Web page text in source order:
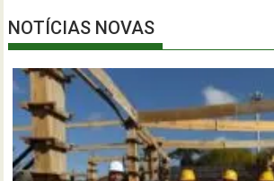
NOTÍCIAS NOVAS